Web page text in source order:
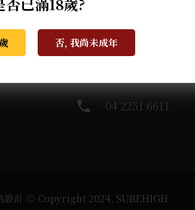
phone 04 2251 6611
設計 Ⓒ Copyright 2024, SUREHIGH
否, 我尚未成年